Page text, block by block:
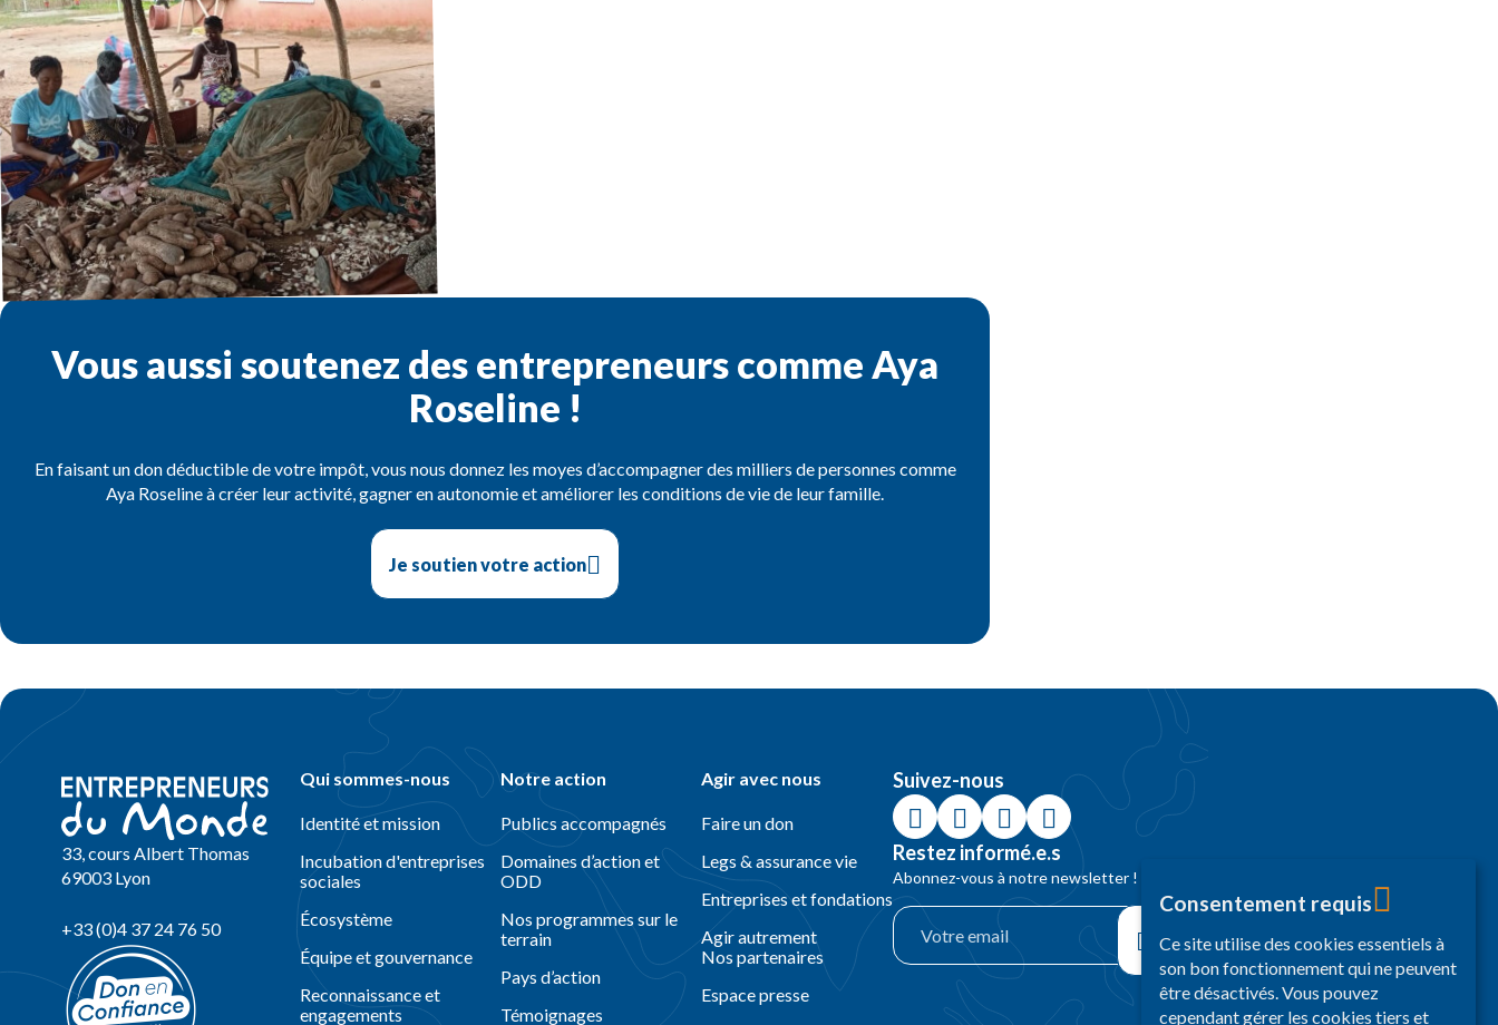
Consentement requis
Ce site utilise des cookies essentiels à
son bon fonctionnement qui ne peuvent
être désactivés. Vous pouvez
cependant gérer les cookies tiers et
Vous aussi soutenez des entrepreneurs comme Aya
Roseline !
En faisant un don déductible de votre impôt, vous nous donnez les moyes d’accompagner des milliers de personnes comme
Aya Roseline à créer leur activité, gagner en autonomie et améliorer les conditions de vie de leur famille.
Je soutien votre action
33, cours Albert Thomas
69003 Lyon
+33 (0)4 37 24 76 50
Qui sommes-nous
Identité et mission
Incubation d'entreprises
sociales
Écosystème
Équipe et gouvernance
Reconnaissance et
engagements
Notre action
Publics accompagnés
Domaines d’action et
ODD
Nos programmes sur le
terrain
Pays d’action
Témoignages
Agir avec nous
Faire un don
Legs & assurance vie
Entreprises et fondations
Agir autrement
Nos partenaires
Espace presse
Suivez-nous
Restez informé.e.s
Abonnez-vous à notre newsletter !